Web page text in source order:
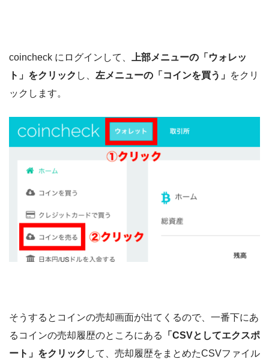
coincheck にログインして、 上部メニューの「ウォレッ
ト」をクリック し、 左メニューの「コインを買う」 をクリ
ックします。
そうするとコインの売却画面が出てくるので、一番下にあ
るコインの売却履歴のところにある
「CSVとしてエクスポ
ート」をクリック して、売却履歴をまとめたCSVファイル